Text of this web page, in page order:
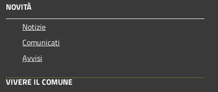
NOVITÀ
Notizie
Comunicati
Avvisi
VIVERE IL COMUNE